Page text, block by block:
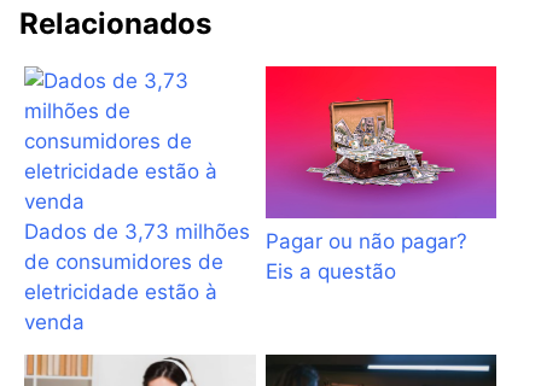
Relacionados
Dados de 3,73 milhões
de consumidores de
eletricidade estão à
venda
Pagar ou não pagar?
Eis a questão